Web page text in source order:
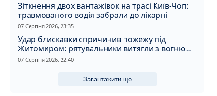
Зіткнення двох вантажівок на трасі Київ-Чоп:
травмованого водія забрали до лікарні
07 Серпня 2026, 23:35
Удар блискавки спричинив пожежу під
Житомиром: рятувальники витягли з вогню
кота
07 Серпня 2026, 22:40
Завантажити ще